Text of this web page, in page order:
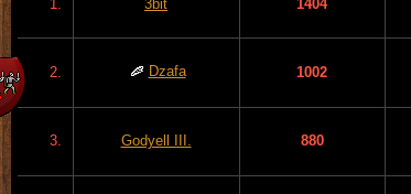
1. 3bit 1404
2. Dzafa 1002
3. Godyell III. 880